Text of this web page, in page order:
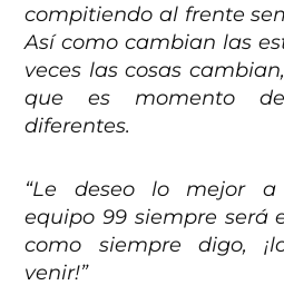
compitiendo al frente
Así como cambian las
veces las cosas
que es momento
diferentes.
“Le deseo lo mejor a
equipo 99 siempre será
como siempre digo,
venir!”